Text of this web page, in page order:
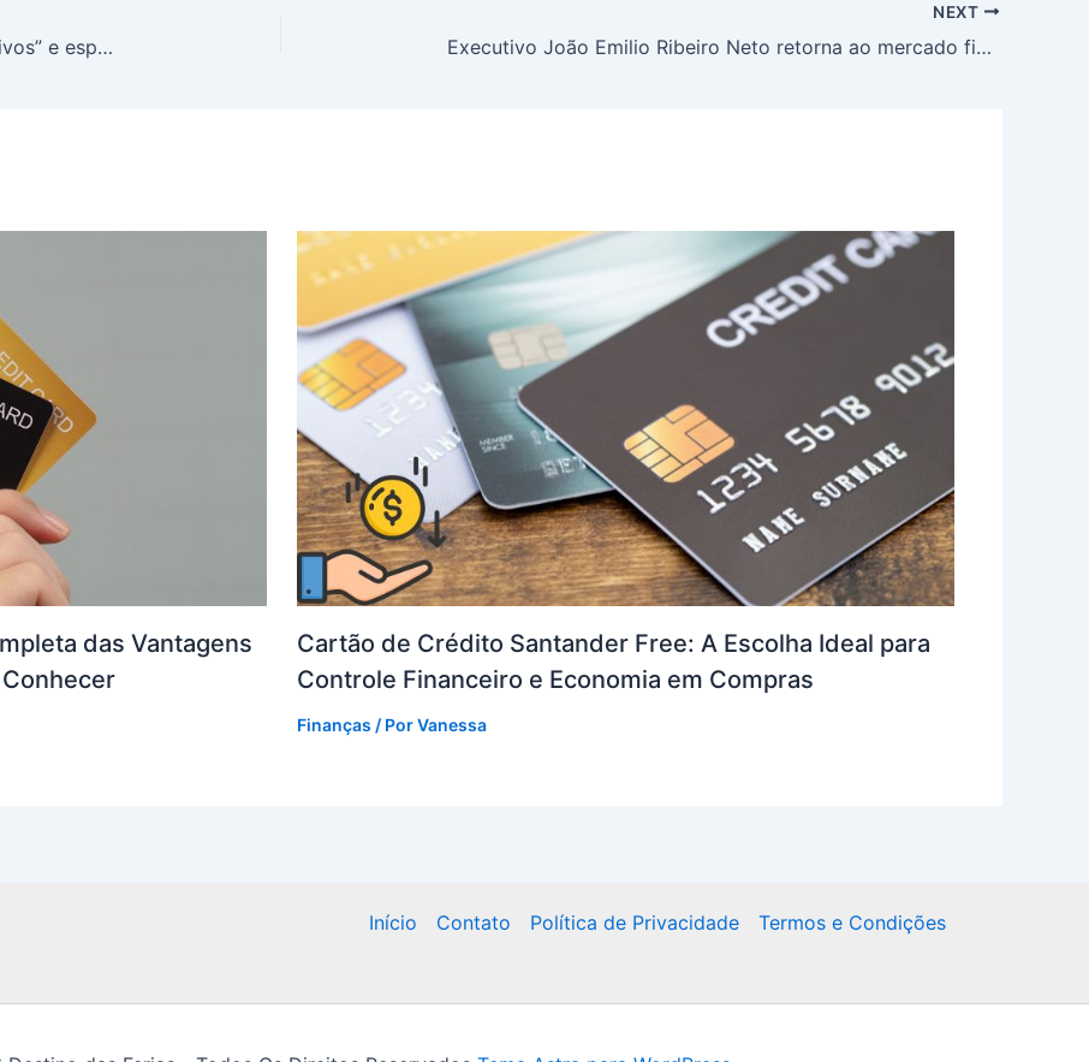
INSS: Fila de benefícios cai em abril com “paliativos” e especialistas temem judicialização em massa
NEXT
Executivo João Emilio Ribeiro Neto retorna ao mercado financeiro após 42 anos ininterruptos e assume JGP Crédito
das Vantagens
Cartão de Crédito Santander Free: A Escolha Ideal para
Controle Financeiro e Economia em Compras
Finanças / PorVanessa
Início Contato Política de Privacidade Termos e Condições